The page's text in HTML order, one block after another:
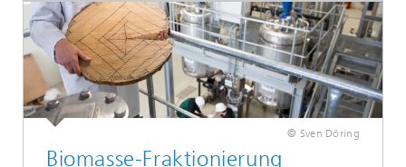
© Sven Döring
Biomasse-Fraktionierung